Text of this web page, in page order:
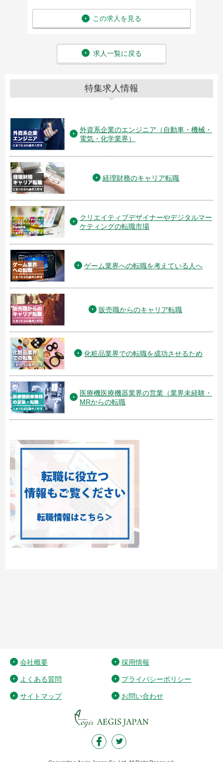
この求人を見る
求人一覧に戻る
特集求人情報
外資系企業のエンジニア（自動車・機械・
電気・化学業界）
経理財務のキャリア転職
クリエイティブデザイナーやデジタルマー
ケティングの転職市場
ゲーム業界への転職を考えている人へ
販売職からのキャリア転職
化粧品業界での転職を成功させるため
医療機医療機器業界の営業（業界未経験・
MRからの転職
会社概要 採用情報
よくある質問 プライバシーポリシー
サイトマップ お問い合わせ